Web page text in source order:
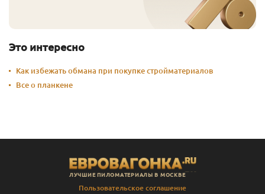
Это интересно
Как избежать обмана при покупке стройматериалов
Все о планкене
ЛУЧШИЕ ПИЛОМАТЕРИАЛЫ В МОСКВЕ
Пользовательское соглашение